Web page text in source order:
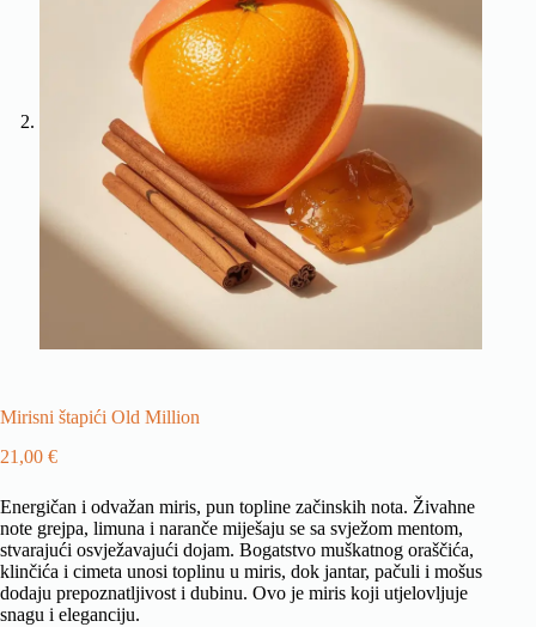
Mirisni štapići Old Million
21,00 €
Energičan i odvažan miris, pun topline začinskih nota. Živahne
note grejpa, limuna i naranče miješaju se sa svježom mentom,
stvarajući osvježavajući dojam. Bogatstvo muškatnog oraščića,
klinčića i cimeta unosi toplinu u miris, dok jantar, pačuli i mošus
dodaju prepoznatljivost i dubinu. Ovo je miris koji utjelovljuje
snagu i eleganciju.